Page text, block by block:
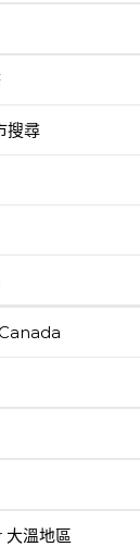
搜尋
溫地區